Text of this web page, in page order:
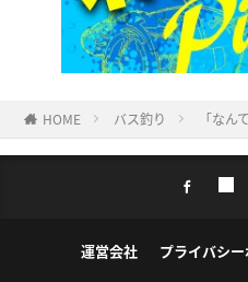
HOME バス釣り 「な
運営会社 プライバシ